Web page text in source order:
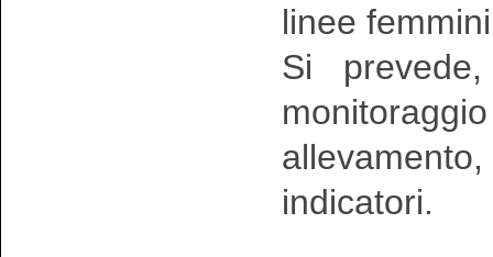
linee
Si
indicatori.